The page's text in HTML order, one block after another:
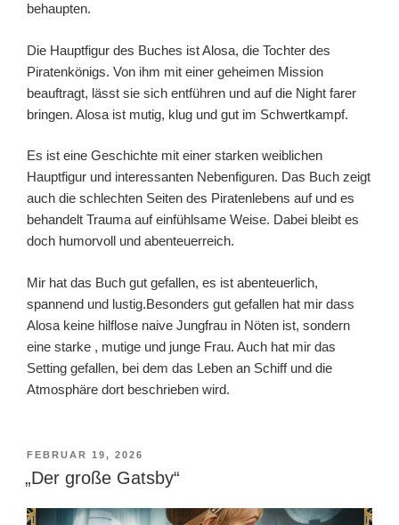
behaupten.
Die Hauptfigur des Buches ist Alosa, die Tochter des
Piratenkönigs. Von ihm mit einer geheimen Mission
beauftragt, lässt sie sich entführen und auf die Night farer
bringen. Alosa ist mutig, klug und gut im Schwertkampf.
Es ist eine Geschichte mit einer starken weiblichen
Hauptfigur und interessanten Nebenfiguren. Das Buch zeigt
auch die schlechten Seiten des Piratenlebens auf und es
behandelt Trauma auf einfühlsame Weise. Dabei bleibt es
doch humorvoll und abenteuerreich.
Mir hat das Buch gut gefallen, es ist abenteuerlich,
spannend und lustig.Besonders gut gefallen hat mir dass
Alosa keine hilflose naive Jungfrau in Nöten ist, sondern
eine starke , mutige und junge Frau. Auch hat mir das
Setting gefallen, bei dem das Leben an Schiff und die
Atmosphäre dort beschrieben wird.
VERÖFFENTLICHT
AM
FEBRUAR 19, 2026
„Der große Gatsby“